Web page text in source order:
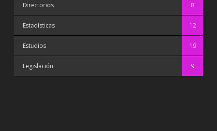
Directorios 8
Estadísticas 12
Estudios 19
Legislación 9